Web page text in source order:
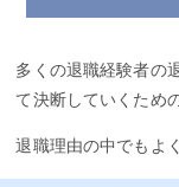
多くの退職経験者の
て決断していくため
退職理由の中でもよ